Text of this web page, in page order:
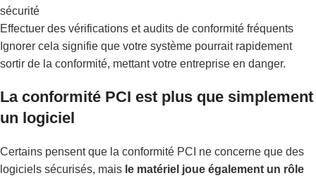
sécurité
Effectuer des vérifications et audits de conformité fréquents
Ignorer cela signifie que votre système pourrait rapidement
sortir de la conformité, mettant votre entreprise en danger.
La conformité PCI est plus que simplement
un logiciel
Certains pensent que la conformité PCI ne concerne que des
logiciels sécurisés, mais le matériel joue également un rôle